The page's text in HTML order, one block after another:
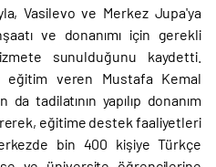
Vasilevo ve Merkez Jupa'ya
ve donanımı için gerekli
sunulduğunu kaydetti.
eğitim veren Mustafa Kemal
tadilatının yapılıp donanım
eğitime destek faaliyetleri
bin 400 kişiye Türkçe